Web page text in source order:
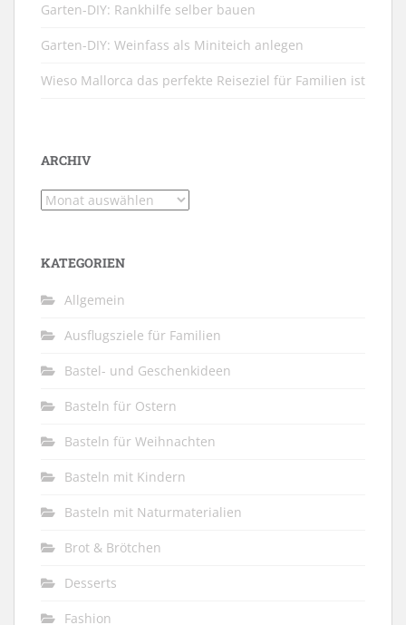
Garten-DIY: Rankhilfe selber bauen
Garten-DIY: Weinfass als Miniteich anlegen
Wieso Mallorca das perfekte Reiseziel für Familien ist
ARCHIV
Archiv
KATEGORIEN
Allgemein
Ausflugsziele für Familien
Bastel- und Geschenkideen
Basteln für Ostern
Basteln für Weihnachten
Basteln mit Kindern
Basteln mit Naturmaterialien
Brot & Brötchen
Desserts
Fashion